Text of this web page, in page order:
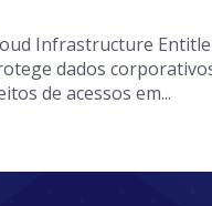
Infrastructure
dados
de acessos em...